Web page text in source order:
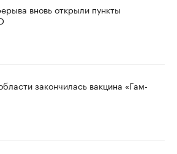
вновь открыли пункты
закончилась вакцина «Гам-